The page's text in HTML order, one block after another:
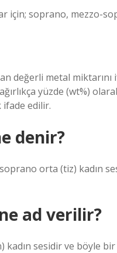
için; soprano, mezzo-
değerli metal
yüzde (wt%)
edilir.
denir?
orta (tiz) kadın
ad verilir?
sesidir ve böyle